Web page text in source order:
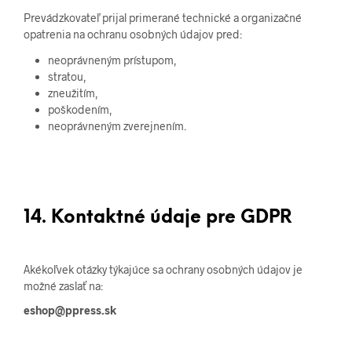
Prevádzkovateľ prijal primerané technické a organizačné
opatrenia na ochranu osobných údajov pred:
neoprávneným prístupom,
stratou,
zneužitím,
poškodením,
neoprávneným zverejnením.
14. Kontaktné údaje pre GDPR
Akékoľvek otázky týkajúce sa ochrany osobných údajov je
možné zaslať na:
eshop@ppress.sk